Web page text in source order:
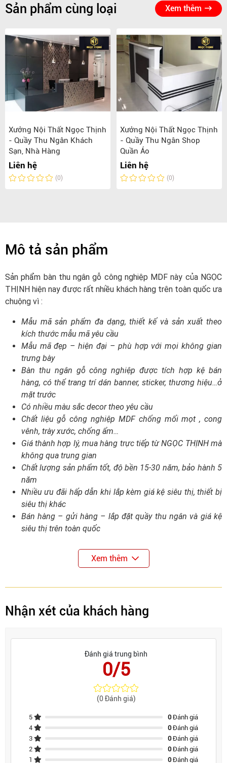
Sản phẩm cùng loại Xem thêm
Xưởng Nội Thất Ngọc Thịnh
- Quầy Thu Ngân Khách
Sạn, Nhà Hàng
Liên hệ
(0)
Xưởng Nội Thất Ngọc Thịnh
- Quầy Thu Ngân Shop
Quần Áo
Liên hệ
(0)
Mô tả sản phẩm
Sản phẩm bàn thu ngân gỗ công nghiệp MDF này của NGỌC
THỊNH hiện nay được rất nhiều khách hàng trên toàn quốc ưa
chuộng vì :
Mẫu mã sản phẩm đa dạng, thiết kế và sản xuất theo
kích thước mẫu mã yêu cầu
Mẫu mã đẹp – hiện đại – phù hợp với mọi không gian
trưng bày
Bàn thu ngân gỗ công nghiệp được tích hợp kệ bán
hàng, có thể trang trí dán banner, sticker, thương hiệu…ở
mặt trước
Có nhiều màu sắc decor theo yêu cầu
Chất liệu gỗ công nghiệp MDF chống mối mọt , cong
vênh, trày xước, chống ẩm…
Giá thành hợp lý, mua hàng trực tiếp từ NGỌC THỊNH mà
không qua trung gian
Chất lượng sản phẩm tốt, độ bền 15-30 năm, bảo hành 5
năm
Nhiều ưu đãi hấp dẫn khi lắp kèm giá kệ siêu thị, thiết bị
siêu thị khác
Bán hàng – gửi hàng – lắp đặt quầy thu ngân và giá kệ
siêu thị trên toàn quốc
Xem thêm
Nhận xét của khách hàng
Đánh giá trung bình
0/5
(0 Đánh giá)
5 0Đánh giá
4
0Đánh giá
3
0Đánh giá
2
0Đánh giá
1
0Đánh giá